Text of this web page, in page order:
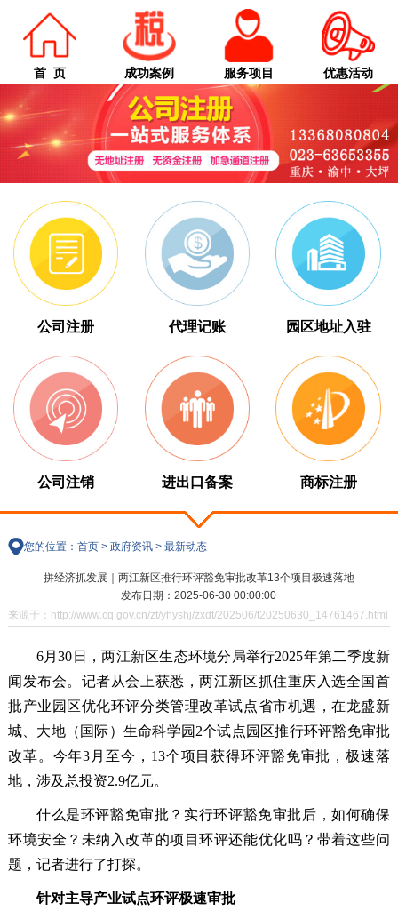
首 页 成功案例 服务项目 优惠活动
公司注册 代理记账 园区地址入驻
公司注销 进出口备案 商标注册
您的位置： 首页> 政府资讯> 最新动态
拼经济抓发展｜两江新区推行环评豁免审批改革13个项目极速落地
发布日期：2025-06-30 00:00:00
来源于：http://www.cq.gov.cn/zt/yhyshj/zxdt/202506/t20250630_14761467.html
6月30日，两江新区生态环境分局举行2025年第二季度新
闻发布会。记者从会上获悉，两江新区抓住重庆入选全国首
批产业园区优化环评分类管理改革试点省市机遇，在龙盛新
城、大地（国际）生命科学园2个试点园区推行环评豁免审批
改革。今年3月至今，13个项目获得环评豁免审批，极速落
地，涉及总投资2.9亿元。
什么是环评豁免审批？实行环评豁免审批后，如何确保
环境安全？未纳入改革的项目环评还能优化吗？带着这些问
题，记者进行了打探。
针对主导产业试点环评极速审批